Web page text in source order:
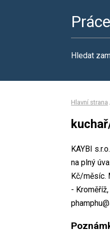
Hledat
Hlavní strana
KAYBI
na plný
Kč/měsíc.
-